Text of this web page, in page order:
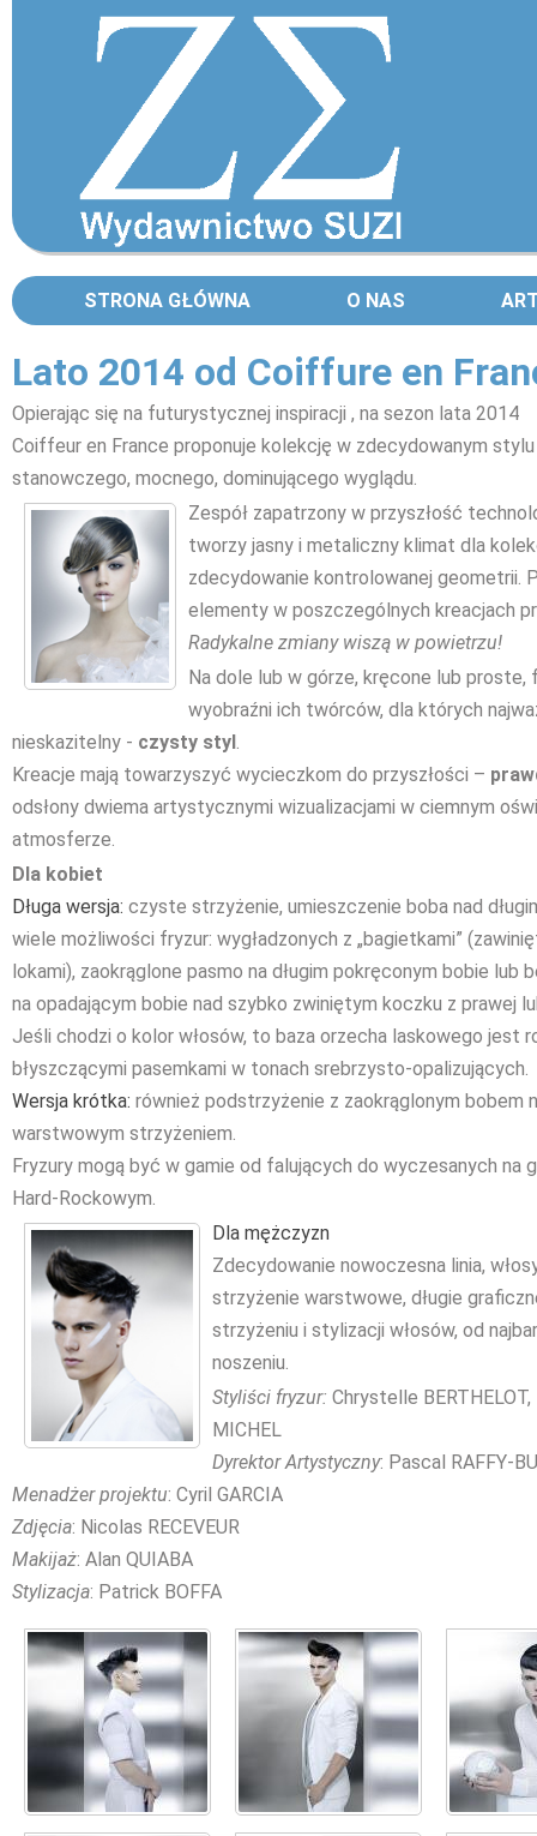
STRONA GŁÓWNA O NAS
Lato 2014 od Coiffure en
Opierając się na futurystycznej inspiracji , na sezon lata 2014
Coiffeur en France proponuje kolekcję w zdecydowanym
stanowczego, mocnego, dominującego wyglądu.
Zespół zapatrzony w przyszłość
tworzy jasny i metaliczny klimat dla
zdecydowanie kontrolowanej geometrii.
elementy w poszczególnych kreacjach
Radykalne zmiany wiszą w powietrzu!
Na dole lub w górze, kręcone lub proste,
wyobraźni ich twórców, dla których
nieskazitelny - czysty styl.
Kreacje mają towarzyszyć wycieczkom do przyszłości –
odsłony dwiema artystycznymi wizualizacjami w ciemnym
atmosferze.
Dla kobiet
Długa wersja: czyste strzyżenie, umieszczenie boba nad
wiele możliwości fryzur: wygładzonych z „bagietkami”
lokami), zaokrąglone pasmo na długim pokręconym bobie lub
na opadającym bobie nad szybko zwiniętym koczku z prawej
Jeśli chodzi o kolor włosów, to baza orzecha laskowego jest
błyszczącymi pasemkami w tonach srebrzysto-opalizujących.
Wersja krótka: również podstrzyżenie z zaokrąglonym bobem
warstwowym strzyżeniem.
Fryzury mogą być w gamie od falujących do wyczesanych na
Hard-Rockowym.
Dla mężczyzn
Zdecydowanie nowoczesna linia,
strzyżenie warstwowe, długie
strzyżeniu i stylizacji włosów, od
noszeniu.
Styliści fryzur: Chrystelle
MICHEL
Dyrektor Artystyczny: Pascal RAFFY-
Menadżer projektu: Cyril GARCIA
Zdjęcia: Nicolas RECEVEUR
Makijaż: Alan QUIABA
Stylizacja: Patrick BOFFA